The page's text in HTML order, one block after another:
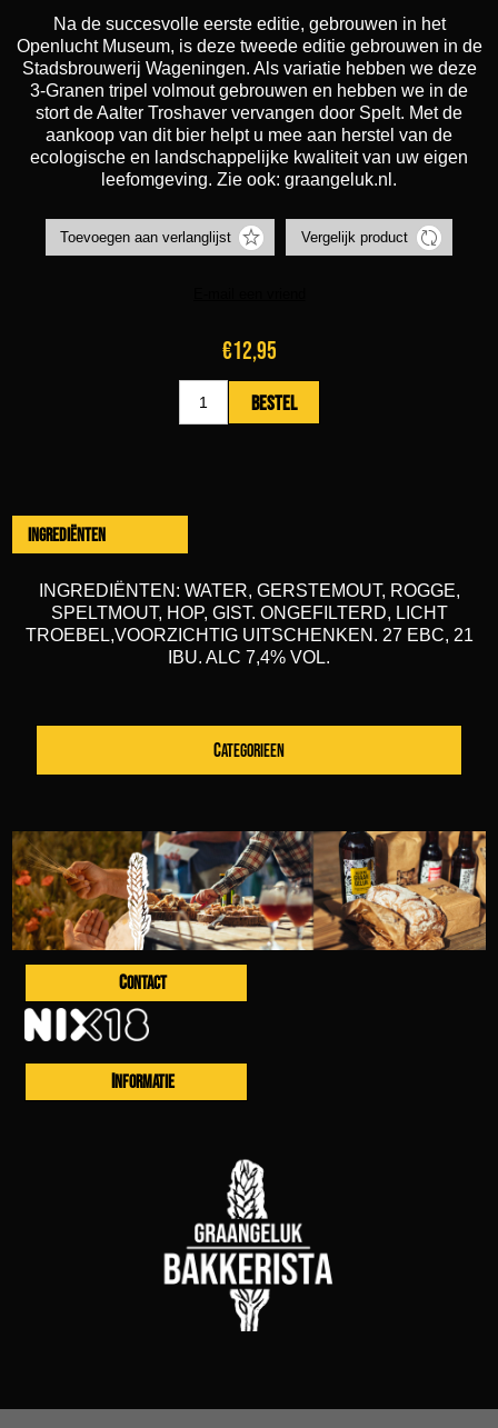
Na de succesvolle eerste editie, gebrouwen in het
Openlucht Museum, is deze tweede editie gebrouwen in de
Stadsbrouwerij Wageningen. Als variatie hebben we deze
3-Granen tripel volmout gebrouwen en hebben we in de
stort de Aalter Troshaver vervangen door Spelt. Met de
aankoop van dit bier helpt u mee aan herstel van de
ecologische en landschappelijke kwaliteit van uw eigen
leefomgeving. Zie ook: graangeluk.nl.
€12,95
Ingrediënten
INGREDIËNTEN: WATER, GERSTEMOUT, ROGGE,
SPELTMOUT, HOP, GIST. ONGEFILTERD, LICHT
TROEBEL,VOORZICHTIG UITSCHENKEN. 27 EBC, 21
IBU. ALC 7,4% VOL.
CATEGORIEEN
CONTACT
INFORMATIE